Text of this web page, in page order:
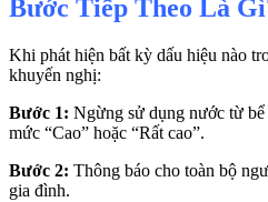
Bước Tiếp Theo Là
Khi phát hiện bất kỳ dấu hiệu nào
khuyến nghị:
Bước 1: Ngừng sử dụng nước từ
mức “Cao” hoặc “Rất cao”.
Bước 2: Thông báo cho toàn bộ
gia đình.